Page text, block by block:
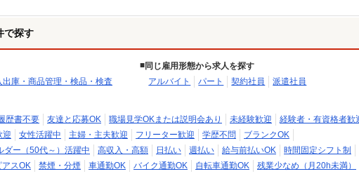
で探す
出庫・商品管理・検品・検査
同じ雇用形態から求人を探す
アルバイト
パート 契約社員 派遣社員
歴書不要 友達と応募OK 職場見学OKまたは説明会あり 未経験歓迎
経験者・有資格者歓
迎 女性活躍中 主婦・主夫歓迎 フリーター歓迎 学歴不問
ブランクOK
ダー（50代～）活躍中 高収入・高額 日払い 週払い 給与前払いOK
時間固定シフト制
アスOK 禁煙・分煙 車通勤OK バイク通勤OK 自転車通勤OK
残業少なめ（月20h未満）